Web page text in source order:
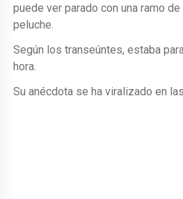
puede ver parado con una ramo
peluche.
Según los transeúntes, estaba
hora.
Su anécdota se ha viralizado en